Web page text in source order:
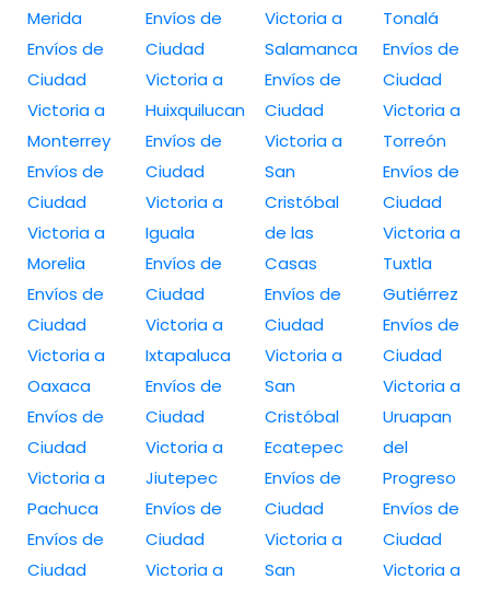
Merida
Envíos de
Ciudad
Victoria a
Monterrey
Envíos de
Ciudad
Victoria a
Morelia
Envíos de
Ciudad
Victoria a
Oaxaca
Envíos de
Ciudad
Victoria a
Pachuca
Envíos de
Ciudad
Envíos de
Ciudad
Victoria a
Huixquilucan
Envíos de
Ciudad
Victoria a
Iguala
Envíos de
Ciudad
Victoria a
Ixtapaluca
Envíos de
Ciudad
Victoria a
Jiutepec
Envíos de
Ciudad
Victoria a
Victoria a
Salamanca
Envíos de
Ciudad
Victoria a
San
Cristóbal
de las
Casas
Envíos de
Ciudad
Victoria a
San
Cristóbal
Ecatepec
Envíos de
Ciudad
Victoria a
San
Tonalá
Envíos de
Ciudad
Victoria a
Torreón
Envíos de
Ciudad
Victoria a
Tuxtla
Gutiérrez
Envíos de
Ciudad
Victoria a
Uruapan
del
Progreso
Envíos de
Ciudad
Victoria a